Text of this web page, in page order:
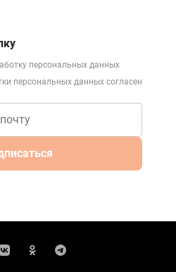
персональных данных
персональных данных согласен